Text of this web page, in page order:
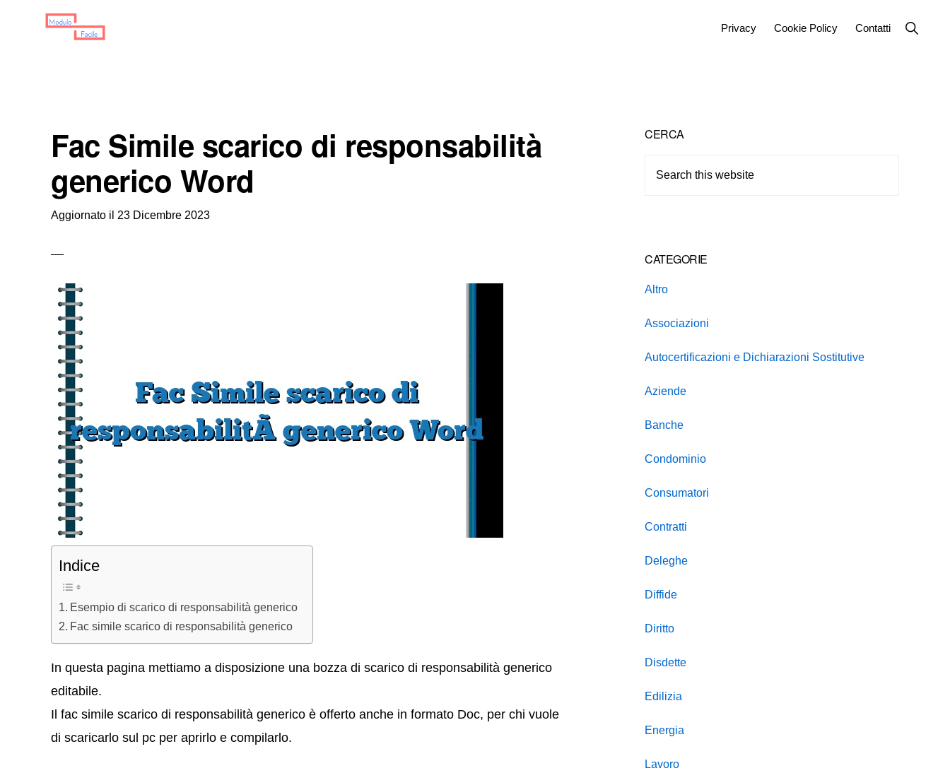
Privacy Cookie Policy Contatti
Show
Search
Fac Simile scarico di responsabilità
generico Word
Aggiornato il 23 Dicembre 2023
Indice
Esempio di scarico di responsabilità generico
Fac simile scarico di responsabilità generico
In questa pagina mettiamo a disposizione una bozza di scarico di responsabilità generico
editabile.
Il fac simile scarico di responsabilità generico è offerto anche in formato Doc, per chi vuole
di scaricarlo sul pc per aprirlo e compilarlo.
Primary
Sidebar
CERCA
CATEGORIE
Altro
Associazioni
Autocertificazioni e Dichiarazioni Sostitutive
Aziende
Banche
Condominio
Consumatori
Contratti
Deleghe
Diffide
Diritto
Disdette
Edilizia
Energia
Lavoro